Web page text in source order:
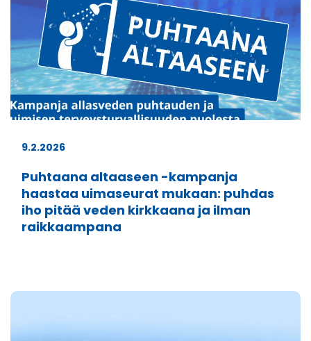
9.2.2026
Puhtaana altaaseen -kampanja
haastaa uimaseurat mukaan: puhdas
iho pitää veden kirkkaana ja ilman
raikkaampana